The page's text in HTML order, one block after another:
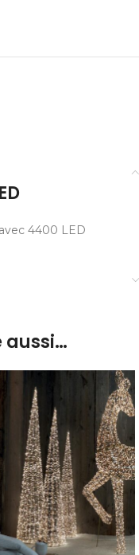
4400 LED
aussi…